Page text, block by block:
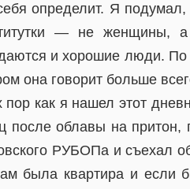
определит. Я подумал,
— не женщины,
и хорошие люди. По
она говорит больше
пор как я нашел этот
после облавы на притон,
РУБОПа и съехал
была квартира и если